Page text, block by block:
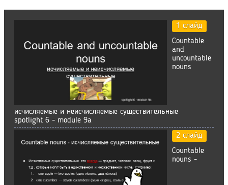
1 слайд
Countable
and
uncountable
nouns
исчисляемые и неисчисляемые существительные
spotlight 6 - module 9a
2 слайд
Countable
nouns -